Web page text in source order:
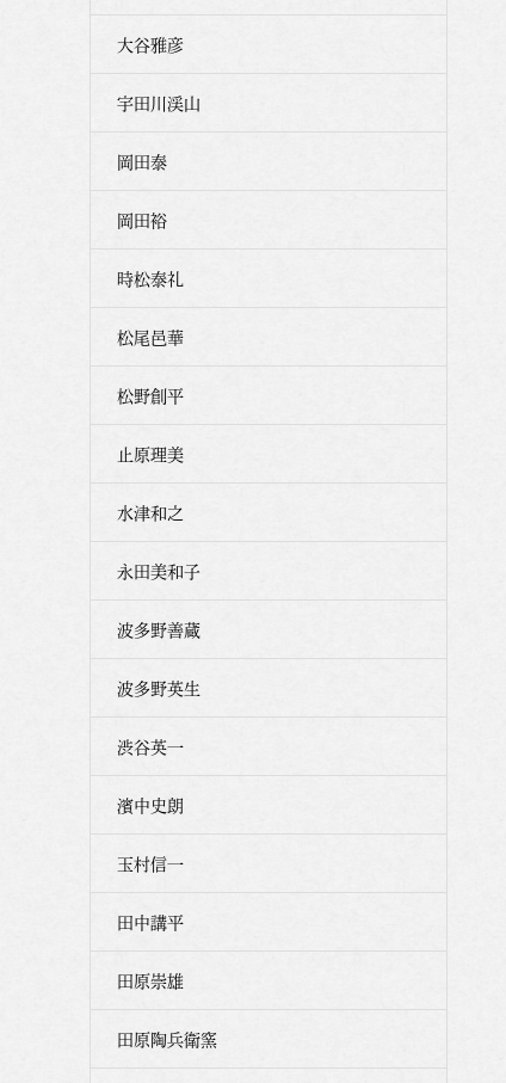
大谷雅彦
宇田川渓山
岡田泰
岡田裕
時松泰礼
松尾邑華
松野創平
止原理美
水津和之
永田美和子
波多野善蔵
波多野英生
渋谷英一
濱中史朗
玉村信一
田中講平
田原崇雄
田原陶兵衛窯